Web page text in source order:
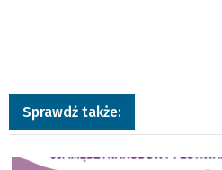
Sprawdź także:
a